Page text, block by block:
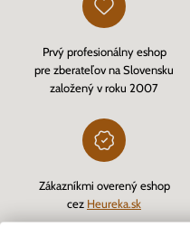
Prvý profesionálny eshop
pre zberateľov na Slovensku
založený v roku 2007
Zákazníkmi overený eshop
cez Heureka.sk